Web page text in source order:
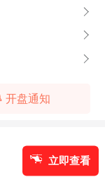
开盘通知
立即查看